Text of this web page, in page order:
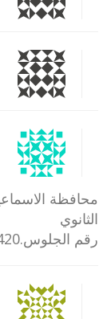
محافظة
الثانوي
رقم الجلوس.420 . الصف الثاني الثانوي الازهري